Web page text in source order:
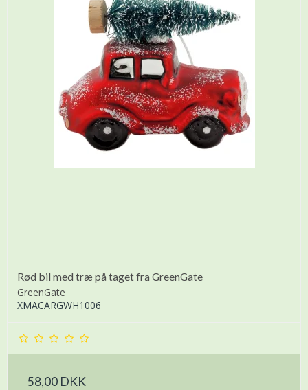
Rød bil med træ på taget fra GreenGate
GreenGate
XMACARGWH1006
58,00 DKK